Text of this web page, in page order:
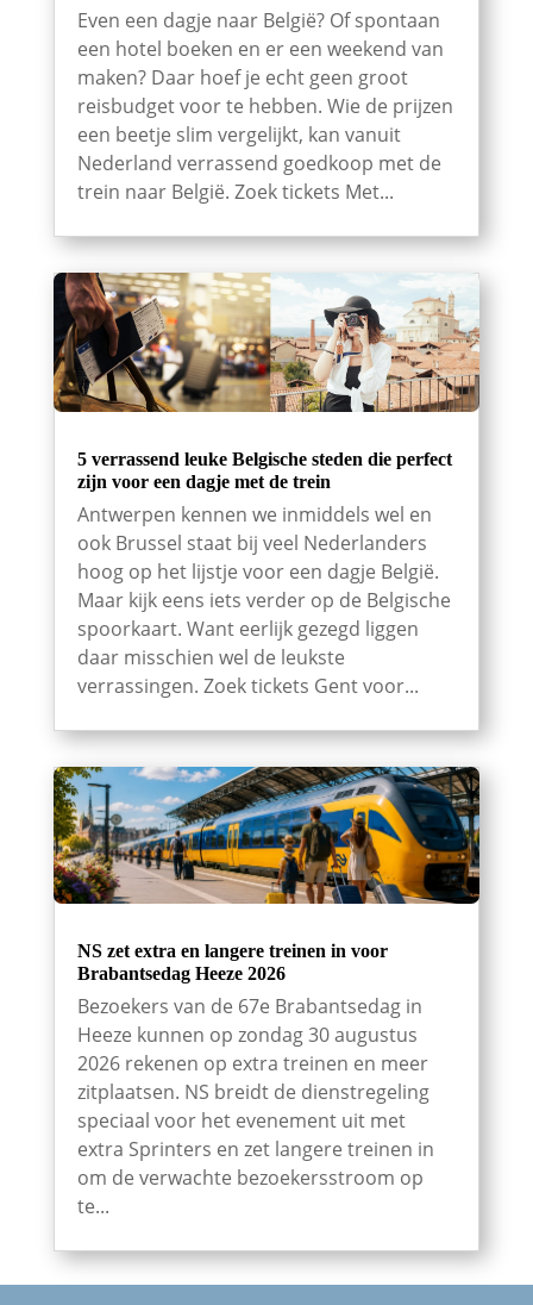
Even een dagje naar België? Of spontaan
een hotel boeken en er een weekend van
maken? Daar hoef je echt geen groot
reisbudget voor te hebben. Wie de prijzen
een beetje slim vergelijkt, kan vanuit
Nederland verrassend goedkoop met de
trein naar België. Zoek tickets Met...
5 verrassend leuke Belgische steden die perfect
zijn voor een dagje met de trein
Antwerpen kennen we inmiddels wel en
ook Brussel staat bij veel Nederlanders
hoog op het lijstje voor een dagje België.
Maar kijk eens iets verder op de Belgische
spoorkaart. Want eerlijk gezegd liggen
daar misschien wel de leukste
verrassingen. Zoek tickets Gent voor...
NS zet extra en langere treinen in voor
Brabantsedag Heeze 2026
Bezoekers van de 67e Brabantsedag in
Heeze kunnen op zondag 30 augustus
2026 rekenen op extra treinen en meer
zitplaatsen. NS breidt de dienstregeling
speciaal voor het evenement uit met
extra Sprinters en zet langere treinen in
om de verwachte bezoekersstroom op
te...